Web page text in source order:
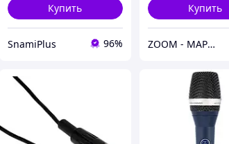
Купить
SnamiPlus 96%
Купить
ZOOM - МАРКЕТ ЦИФРОВОЙ ТЕХНИКИ